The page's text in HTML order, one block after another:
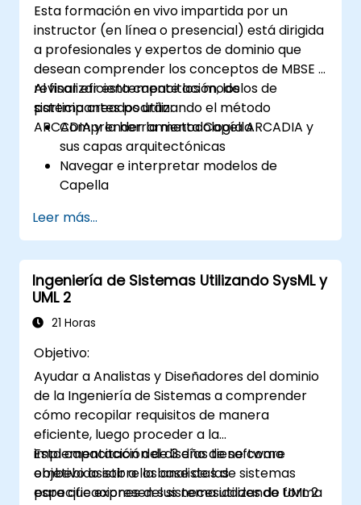
Esta formación en vivo impartida por un
instructor (en línea o presencial) está dirigida
a profesionales y expertos de dominio que
desean comprender los conceptos de MBSE y
revisar eficientemente los modelos de
sistema creados utilizando el método
ARCADIA y la herramienta Capella.
Al finalizar esta capacitación, los
participantes podrán:
Comprender la metodología ARCADIA y
sus capas arquitectónicas
Navegar e interpretar modelos de
Capella
con los requisitos del sistema y la
arquitectura
Realizar revisiones estructuradas de
modelos
Agregar comentarios de revisión claros y
relevantes dentro de Capella
Leer más...
Ingeniería de Sistemas Utilizando SysML y
UML 2
21 Horas
Objetivo:
Ayudar a Analistas y Diseñadores del dominio
de la Ingeniería de Sistemas a comprender
cómo recopilar requisitos de manera
eficiente, luego proceder a la
implementación del diseño de software
embebido sobre la base de las
especificaciones del sistema utilizando UML 2
Esta capacitación de 3 días tiene como
objetivo asistir a los analistas de sistemas
para que expresen sus necesidades de forma